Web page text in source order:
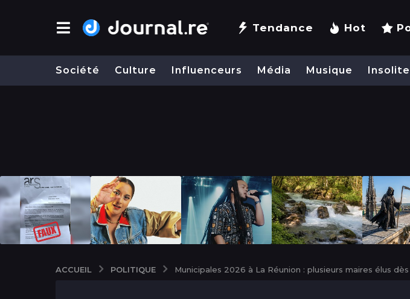
Tendance Hot
Société Culture Influenceurs Média Musique Insolite
ACCUEIL POLITIQUE Municipales 2026 à La Réunion : plusieurs maires élus